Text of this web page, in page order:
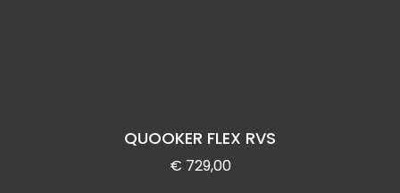
QUOOKER FLEX RVS
€ 729,00